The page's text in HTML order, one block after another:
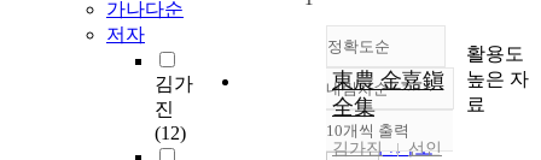
가나다순
저자
김가
진
(12)
정확도순
정확도
순
인기도
내림차순
내림차순
10개씩 출력
東農 金嘉鎭
全集
김가진
선인
활용도
높은 자
료